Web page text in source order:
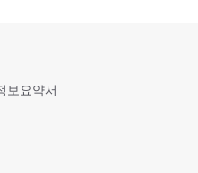
보요약서